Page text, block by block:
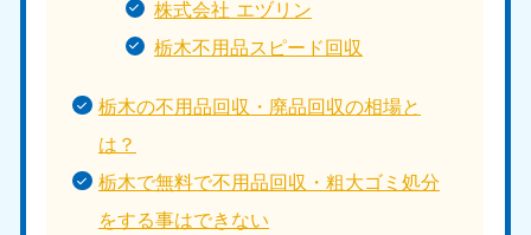
株式会社 エヅリン
栃木不用品スピード回収
栃木の不用品回収・廃品回収の相場と
は？
栃木で無料で不用品回収・粗大ゴミ処分
をする事はできない